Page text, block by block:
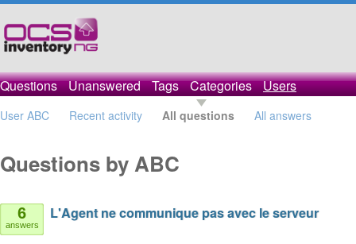
Questions Unanswered Tags Categories Users
User ABC Recent activity All questions All answers
Questions by ABC
6
answers
L'Agent ne communique pas avec le serveur